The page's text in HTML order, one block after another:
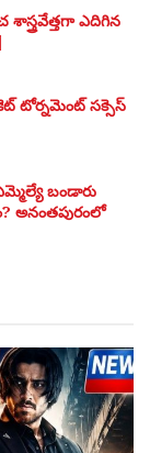
శాస్త్రవేత్తగా ఎదిగిన
టోర్నమెంట్ సక్సెస్
బండారు
అనంతపురంలో